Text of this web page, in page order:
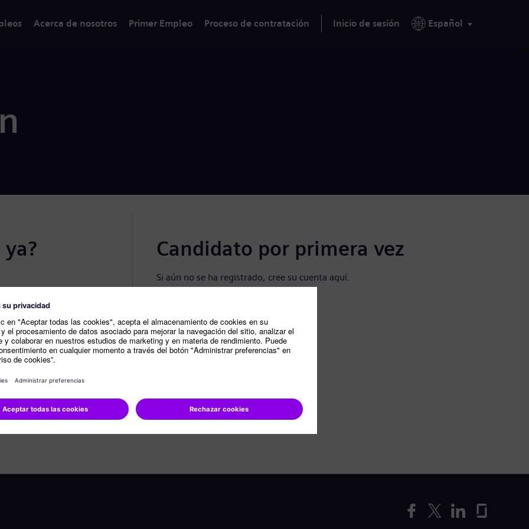
Acerca de nosotros Primer Empleo Proceso de contratación Inicio de sesión Español
Candidato por primera vez
Si aún no se ha registrado, cree su cuenta aquí.